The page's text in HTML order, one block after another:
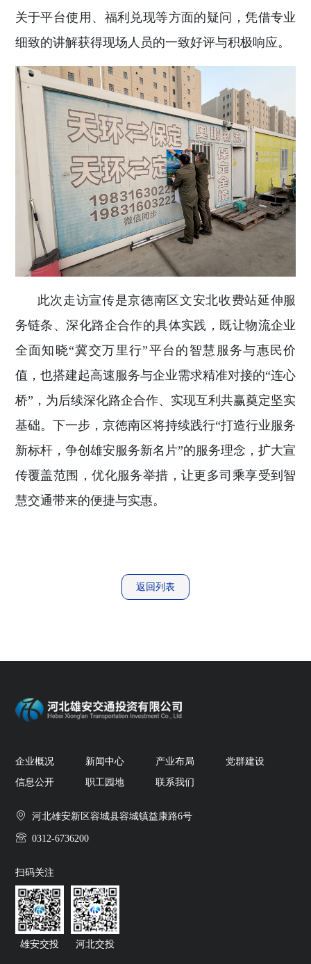
关于平台使用、福利兑现等方面的疑问，凭借专业
细致的讲解获得现场人员的一致好评与积极响应。
此次走访宣传是京徳南区文安北收费站延伸服
务链条、深化路企合作的具体实践，既让物流企业
全面知晓“冀交万里行”平台的智慧服务与惠民价
值，也搭建起高速服务与企业需求精准对接的“连心
桥”，为后续深化路企合作、实现互利共赢奠定坚实
基础。下一步，京徳南区将持续践行“打造行业服务
新标杆，争创雄安服务新名片”的服务理念，扩大宣
传覆盖范围，优化服务举措，让更多司乘享受到智
慧交通带来的便捷与实惠。
返回列表
企业概况 新闻中心 产业布局
党群建设
信息公开
职工园地 联系我们
河北雄安新区容城县容城镇益康路6号
0312-6736200
扫码关注
雄安交投 河北交投